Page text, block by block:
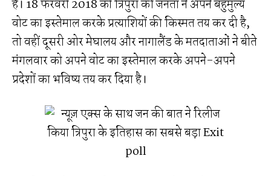
है। 18 फरवरी 2018 को त्रिपुरा की जनता ने अपने बहुमुल्य
वोट का इस्तेमाल करके प्रत्याशियों की किस्मत तय कर दी है,
तो वहीं दूसरी ओर मेघालय और नागालैंड के मतदाताओं ने बीते
मंगलवार को अपने वोट का इस्तेमाल करके अपने-अपने
प्रदेशों का भविष्य तय कर दिया है।